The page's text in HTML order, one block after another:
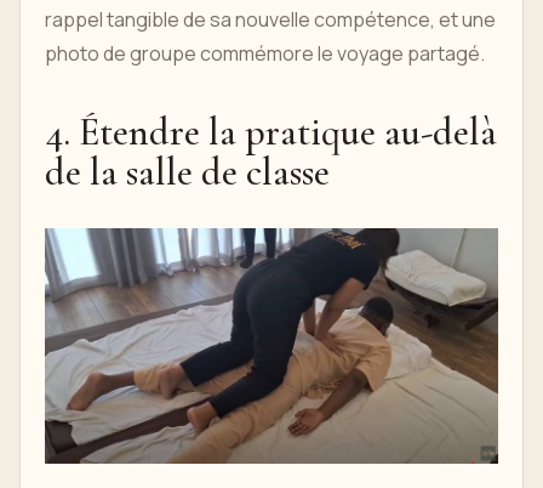
rappel tangible de sa nouvelle compétence, et une
photo de groupe commémore le voyage partagé.
4. Étendre la pratique au-delà
de la salle de classe